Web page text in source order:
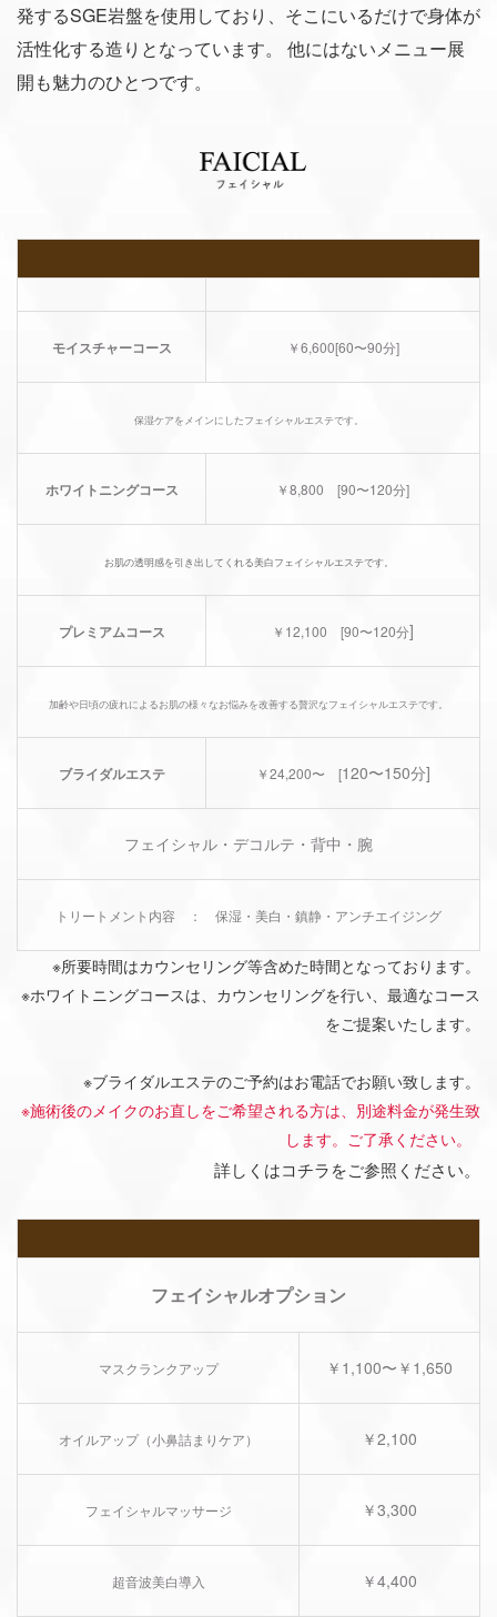
発するSGE岩盤を使用しており、そこにいるだけで身体が
活性化する造りとなっています。
他にはないメニュー展
開も魅力のひとつです。
モイスチャーコース ￥6,600[60〜90分]
保湿ケアをメインにしたフェイシャルエステです。
ホワイトニングコース ￥8,800 [90〜120分]
お肌の透明感を引き出してくれる美白フェイシャルエステです。
プレミアムコース ￥12,100 [90〜120分]
加齢や日頃の疲れによるお肌の様々なお悩みを改善する贅沢なフェイシャルエステです。
ブライダルエステ ￥24,200〜 [120〜150分]
フェイシャル・デコルテ・背中・腕
トリートメント内容 ： 保湿・美白・鎮静・アンチエイジング
※所要時間はカウンセリング等含めた時間となっております。
※ホワイトニングコースは、カウンセリングを行い、最適なコース
をご提案いたします。
※ブライダルエステのご予約はお電話でお願い致します。
※施術後のメイクのお直しをご希望される方は、別途料金が発生致
します。ご了承ください。
詳しくはコチラをご参照ください。
フェイシャルオプション
マスクランクアップ ￥1,100〜￥1,650
オイルアップ（小鼻詰まりケア） ￥2,100
フェイシャルマッサージ ￥3,300
超音波美白導入 ￥4,400